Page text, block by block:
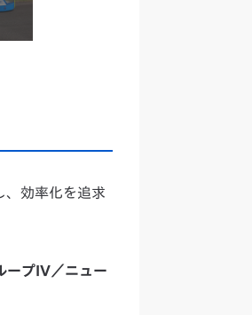
、効率化を追求
ープIV／ニュー